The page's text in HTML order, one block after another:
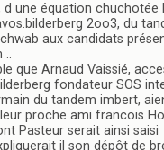
d une équation chuchotée
2oo3, du
aux candidats
..
que Arnaud Vaissié,
fondateur SOS
du tandem imbert,
proche ami francois
Pasteur serait ainsi saisi
il son dépôt de